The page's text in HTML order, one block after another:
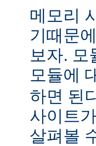
메모리
기때문
보자. 모
모듈에
하면 된
사이트
살펴볼